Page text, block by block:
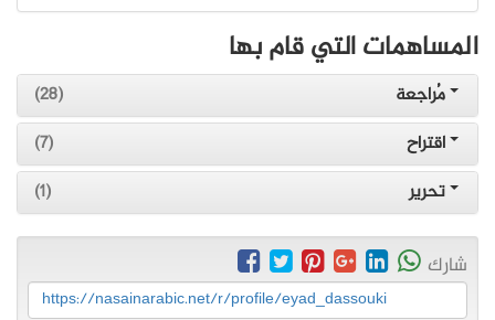
المساهمات التي قام بها
مُراجعة
(28)
اقتراح
(7)
تحرير
(1)
شارك
https://nasainarabic.net/r/profile/eyad_dassouki